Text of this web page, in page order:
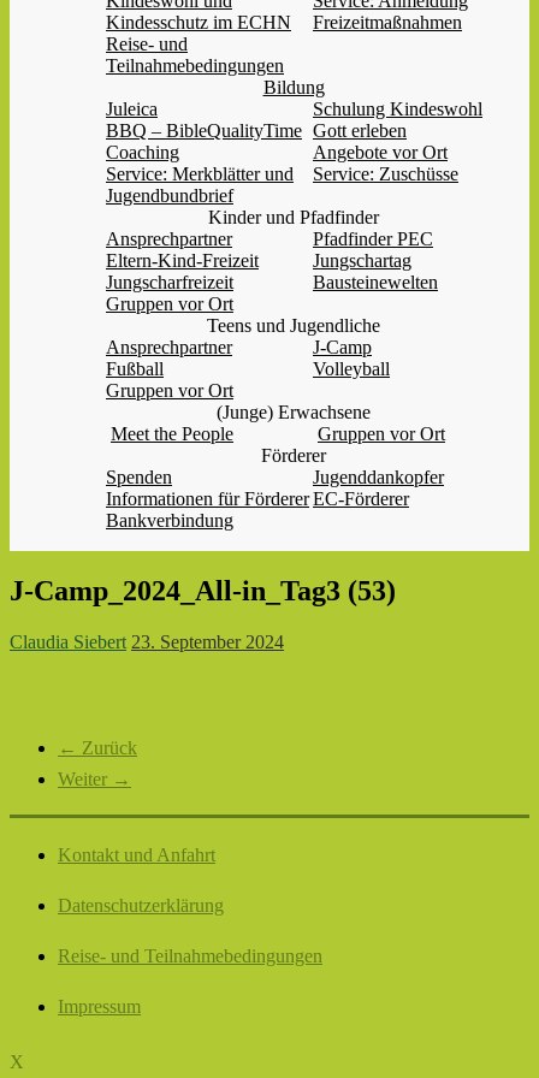
Kindesschutz im ECHN
Freizeitmaßnahmen
Reise- und
Teilnahmebedingungen
Bildung
Juleica
Schulung Kindeswohl
BBQ – BibleQualityTime Gott erleben
Coaching
Angebote vor Ort
Service: Merkblätter und
Jugendbundbrief
Service: Zuschüsse
Kinder und Pfadfinder
Ansprechpartner
Pfadfinder PEC
Eltern-Kind-Freizeit
Jungschartag
Jungscharfreizeit
Bausteinewelten
Gruppen vor Ort
Teens und Jugendliche
Ansprechpartner
J-Camp
Fußball
Volleyball
Gruppen vor Ort
(Junge) Erwachsene
Meet the People
Gruppen vor Ort
Förderer
Spenden
Jugenddankopfer
Informationen für FördererEC-Förderer
Bankverbindung
J-Camp_2024_All-in_Tag3 (53)
Claudia Siebert 23. September 2024
← Zurück
Weiter →
Kontakt und Anfahrt
Datenschutzerklärung
Reise- und Teilnahmebedingungen
Impressum
X